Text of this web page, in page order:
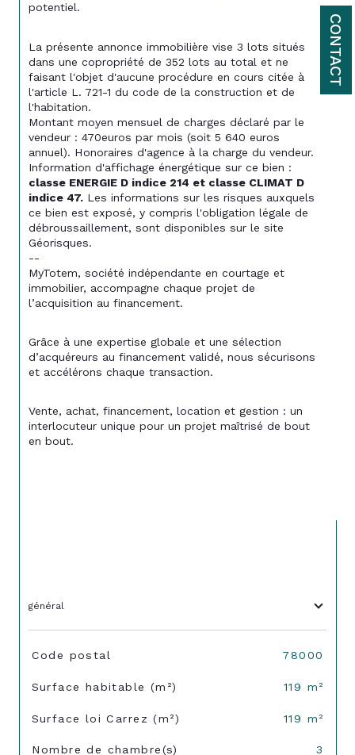
CONTACT
potentiel.
La présente annonce immobilière vise 3 lots situés
dans une copropriété de 352 lots au total et ne
faisant l'objet d'aucune procédure en cours citée à
l'article L. 721-1 du code de la construction et de
l'habitation.
Montant moyen mensuel de charges déclaré par le
vendeur : 470euros par mois (soit 5 640 euros
annuel). Honoraires d'agence à la charge du vendeur.
Information d'affichage énergétique sur ce bien :
classe ENERGIE D indice 214 et classe CLIMAT D
indice 47. Les informations sur les risques auxquels
ce bien est exposé, y compris l'obligation légale de
débroussaillement, sont disponibles sur le site
Géorisques.
--
MyTotem, société indépendante en courtage et
immobilier, accompagne chaque projet de
l’acquisition au financement.
Grâce à une expertise globale et une sélection
d’acquéreurs au financement validé, nous sécurisons
et accélérons chaque transaction.
Vente, achat, financement, location et gestion : un
interlocuteur unique pour un projet maîtrisé de bout
en bout.
général
TRAD_SIROCCO_Caracteristique
Code postal 78000
Surface habitable (m²) 119 m²
Surface loi Carrez (m²) 119 m²
Nombre de chambre(s) 3